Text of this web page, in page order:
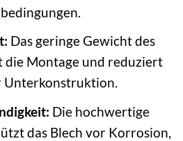
Das geringe Gewicht des
die Montage und reduziert
Unterkonstruktion.
Die hochwertige
das Blech vor Korrosion,